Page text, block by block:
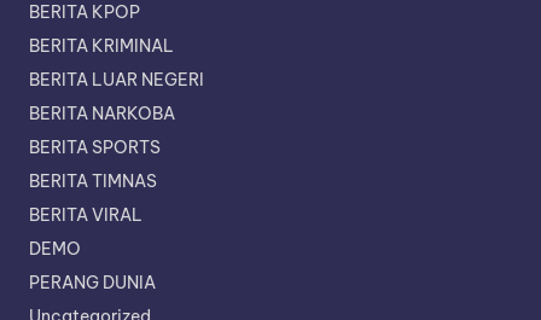
BERITA KPOP
BERITA KRIMINAL
BERITA LUAR NEGERI
BERITA NARKOBA
BERITA SPORTS
BERITA TIMNAS
BERITA VIRAL
DEMO
PERANG DUNIA